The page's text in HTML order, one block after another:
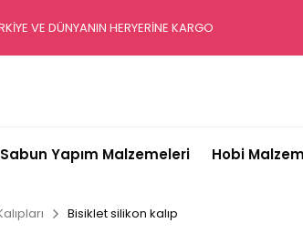
VE DÜNYANIN HERYERİNE KARGO
Sabun Yapım Malzemeleri Hobi
Bisiklet silikon kalıp